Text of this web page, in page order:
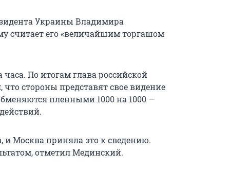
Украины Владимира
считает его «величайшим торгашом
По итогам глава российской
стороны представят свое видение
пленными 1000 на 1000 —
и Москва приняла это к сведению.
отметил Мединский.